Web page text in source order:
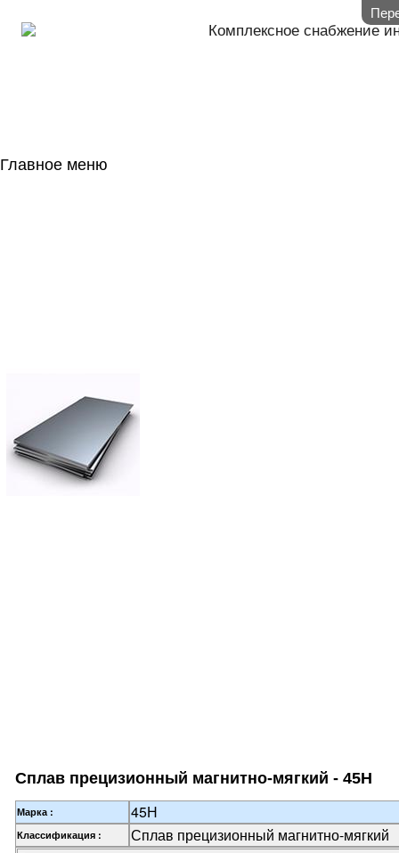
Комплексное снабжение
Главное меню
Сплав прецизионный магнитно-мягкий - 45Н
Марка : 45Н
Классификация : Сплав прецизионный магнитно-мягкий